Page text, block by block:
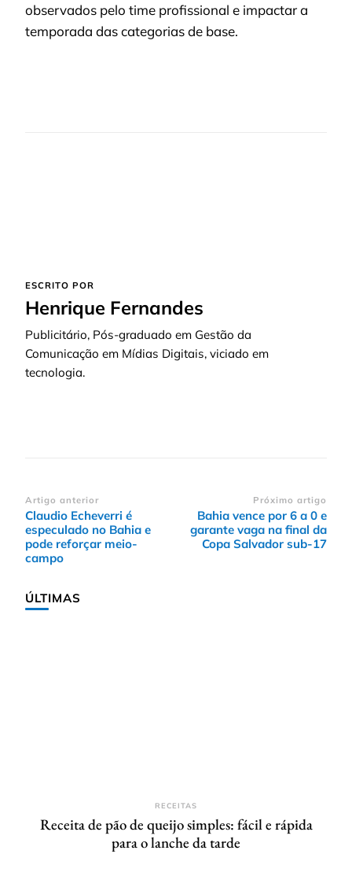
observados pelo time profissional e impactar a
temporada das categorias de base.
ESCRITO POR
Henrique Fernandes
Publicitário, Pós-graduado em Gestão da
Comunicação em Mídias Digitais, viciado em
tecnologia.
Navegação
de
post
Artigo anterior
Claudio Echeverri é
especulado no Bahia e
pode reforçar meio-
campo
Próximo artigo
Bahia vence por 6 a 0 e
garante vaga na final da
Copa Salvador sub-17
ÚLTIMAS
RECEITAS
Receita de pão de queijo simples: fácil e rápida
para o lanche da tarde